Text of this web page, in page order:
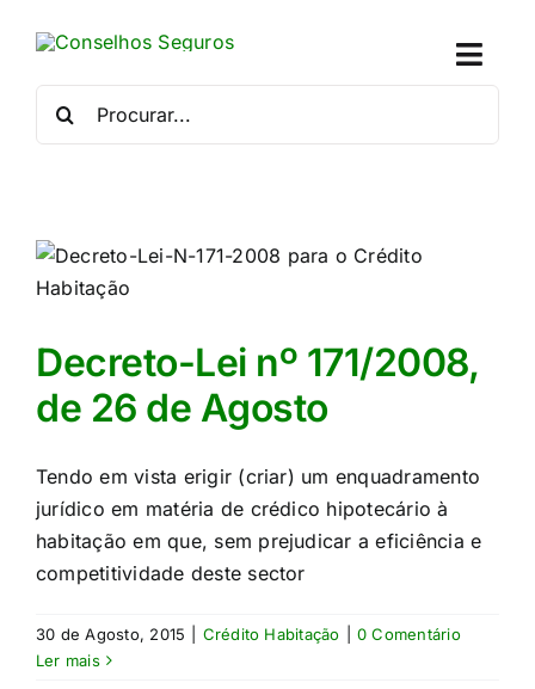
content
por:
Decreto-Lei nº 171/2008,
de 26 de Agosto
Tendo em vista erigir (criar) um enquadramento
jurídico em matéria de crédico hipotecário à
habitação em que, sem prejudicar a eficiência e
competitividade deste sector
30 de Agosto, 2015 Crédito Habitação
0 Comentário
Ler mais